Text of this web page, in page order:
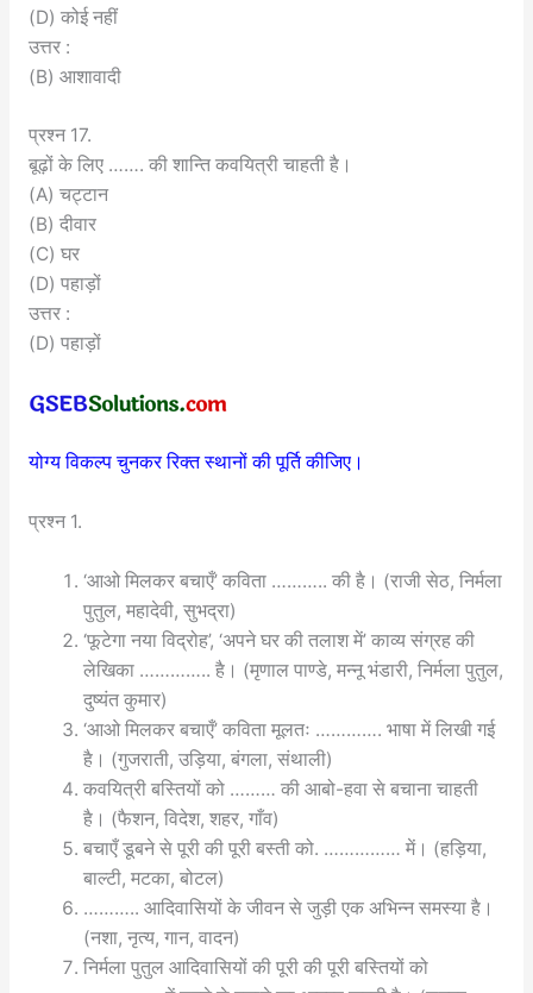
(D) कोई नहीं
उत्तर :
(B) आशावादी
प्रश्न 17.
बूढ़ों के लिए ……. की शान्ति कवयित्री चाहती है।
(A) चट्टान
(B) दीवार
(C) घर
(D) पहाड़ों
उत्तर :
(D) पहाड़ों
योग्य विकल्प चुनकर रिक्त स्थानों की पूर्ति कीजिए।
प्रश्न 1.
‘आओ मिलकर बचाएँ’ कविता ……….. की है। (राजी सेठ, निर्मला
पुतुल, महादेवी, सुभद्रा)
‘फूटेगा नया विद्रोह’, ‘अपने घर की तलाश में’ काव्य संग्रह की
लेखिका ………….. है। (मृणाल पाण्डे, मन्नू भंडारी, निर्मला पुतुल,
दुष्यंत कुमार)
‘आओ मिलकर बचाएँ’ कविता मूलतः …………. भाषा में लिखी गई
है। (गुजराती, उड़िया, बंगला, संथाली)
कवयित्री बस्तियों को ……… की आबो-हवा से बचाना चाहती
है। (फैशन, विदेश, शहर, गाँव)
बचाएँ डूबने से पूरी की पूरी बस्ती को. …………… में। (हड़िया,
बाल्टी, मटका, बोटल)
……….. आदिवासियों के जीवन से जुड़ी एक अभिन्न समस्या है।
(नशा, नृत्य, गान, वादन)
निर्मला पुतुल आदिवासियों की पूरी की पूरी बस्तियों को